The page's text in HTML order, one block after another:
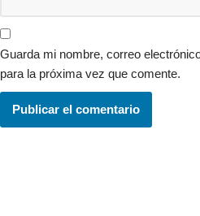
Guarda mi nombre, correo
para la próxima vez que comente.